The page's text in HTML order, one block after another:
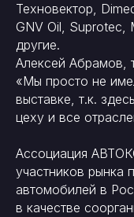
Техновектор,
GNV Oil, Suprotec,
другие.
Алексей Абрамов,
«Мы просто не
выставке, т.к.
цеху и все
Ассоциация
участников рынка
автомобилей в
в качестве